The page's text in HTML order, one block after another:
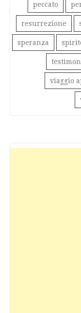
peccato
resurrezione
speranza
viaggio